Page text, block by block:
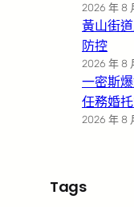
2026 年 8
黃山街
防控
2026 年 8
一密斯
任務婚托
2026 年 8
Tags